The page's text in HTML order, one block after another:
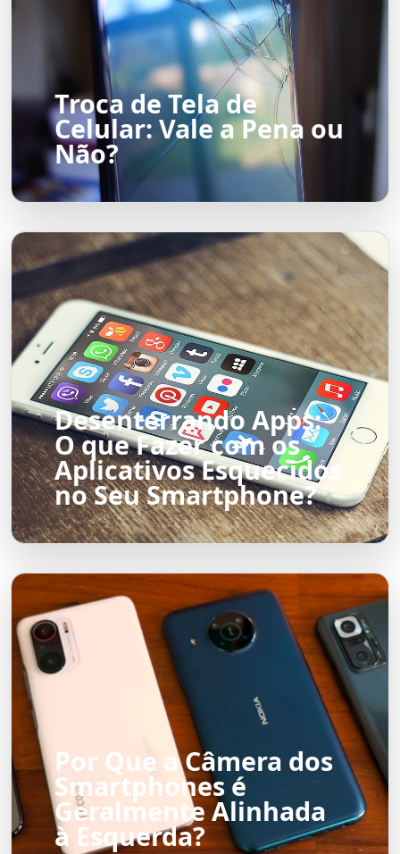
Troca de Tela de
Celular: Vale a Pena ou
Não?
Desenterrando Apps:
O que Fazer com os
Aplicativos Esquecidos
no Seu Smartphone?
Por Que a Câmera dos
Smartphones é
Geralmente Alinhada
à Esquerda?